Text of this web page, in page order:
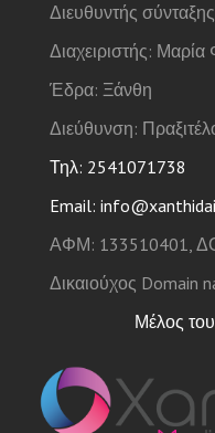
Διευθυντής
Διαχειριστής: Μαρία
Έδρα: Ξάνθη
Διεύθυνση:
Τηλ: 2541071738
Email:
ΑΦΜ: 133510401,
Δικαιούχος Domain
Μέλος του